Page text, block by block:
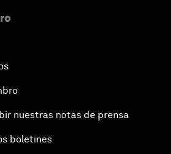
nuestras notas de prensa
boletines